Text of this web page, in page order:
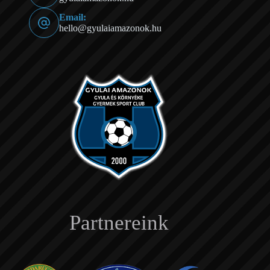
Email:
hello@gyulaiamazonok.hu
Partnereink